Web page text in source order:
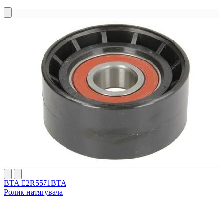
BTA E2R5571BTA
Ролик натягувача